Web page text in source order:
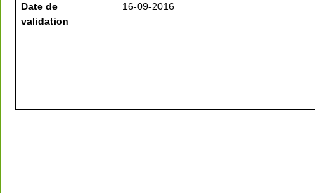
Date de
validation
16-09-2016